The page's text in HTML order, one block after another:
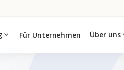
expand_more Für Unternehmen Über uns